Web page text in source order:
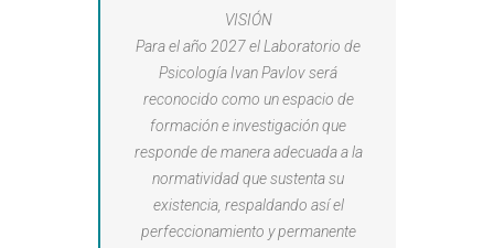
VISIÓN
Para el año 2027 el Laboratorio de
Psicología Ivan Pavlov será
reconocido como un espacio de
formación e investigación que
responde de manera adecuada a la
normatividad que sustenta su
existencia, respaldando así el
perfeccionamiento y permanente